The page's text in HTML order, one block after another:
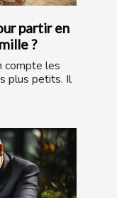
partir en
?
compte les
plus petits. Il